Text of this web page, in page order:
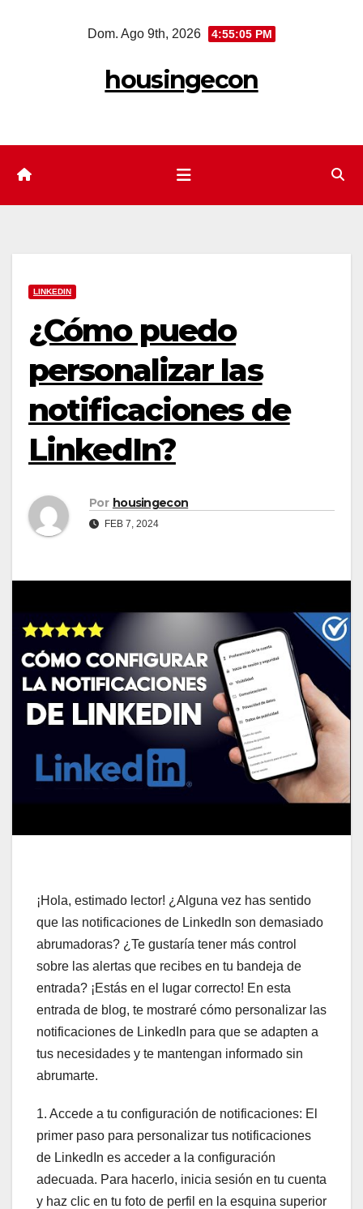
Dom. Ago 9th, 2026 4:55:06 PM
housingecon
LINKEDIN
¿Cómo puedo
personalizar las
notificaciones de
LinkedIn?
Por housingecon
FEB 7, 2024
¡Hola, estimado lector! ¿Alguna vez has sentido
que las notificaciones de LinkedIn son demasiado
abrumadoras? ¿Te gustaría tener más control
sobre las alertas que recibes en tu bandeja de
entrada? ¡Estás en el lugar correcto! En esta
entrada de blog, te mostraré cómo personalizar las
notificaciones de LinkedIn para que se adapten a
tus necesidades y te mantengan informado sin
abrumarte.
1. Accede a tu configuración de notificaciones: El
primer paso para personalizar tus notificaciones
de LinkedIn es acceder a la configuración
adecuada. Para hacerlo, inicia sesión en tu cuenta
y haz clic en tu foto de perfil en la esquina superior